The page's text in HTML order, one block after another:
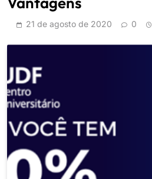
21 de agosto de 2020 0